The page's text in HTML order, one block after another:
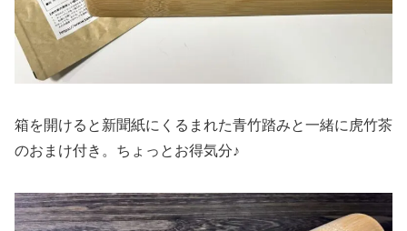
箱を開けると新聞紙にくるまれた青竹踏みと一緒に虎竹茶
のおまけ付き。ちょっとお得気分♪